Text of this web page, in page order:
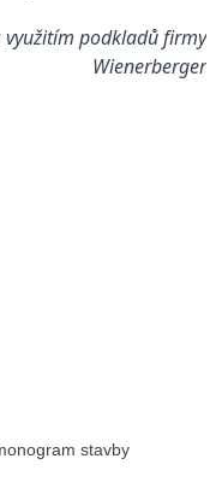
využitím podkladů firmy
Wienerberger
stavby